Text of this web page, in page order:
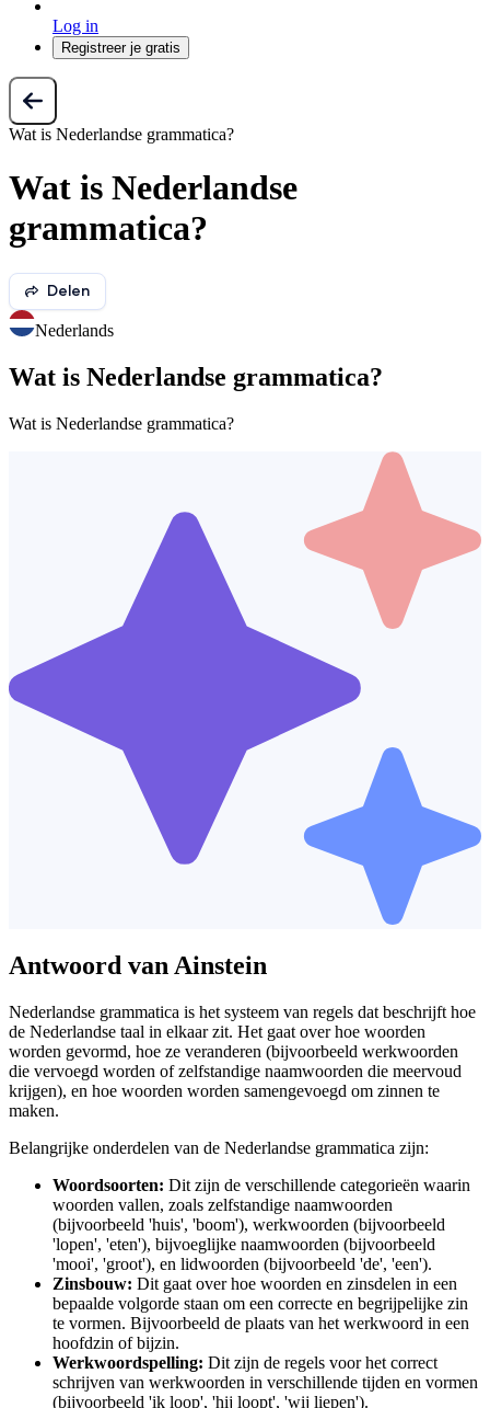
Log in
Registreer je gratis
Wat is Nederlandse grammatica?
Wat is Nederlandse
grammatica?
Delen
Nederlands
Wat is Nederlandse grammatica?
Wat is Nederlandse grammatica?
Antwoord van Ainstein
Nederlandse grammatica is het systeem van regels dat beschrijft hoe
de Nederlandse taal in elkaar zit. Het gaat over hoe woorden
worden gevormd, hoe ze veranderen (bijvoorbeeld werkwoorden
die vervoegd worden of zelfstandige naamwoorden die meervoud
krijgen), en hoe woorden worden samengevoegd om zinnen te
maken.
Belangrijke onderdelen van de Nederlandse grammatica zijn:
Woordsoorten: Dit zijn de verschillende categorieën waarin
woorden vallen, zoals zelfstandige naamwoorden
(bijvoorbeeld 'huis', 'boom'), werkwoorden (bijvoorbeeld
'lopen', 'eten'), bijvoeglijke naamwoorden (bijvoorbeeld
'mooi', 'groot'), en lidwoorden (bijvoorbeeld 'de', 'een').
Zinsbouw: Dit gaat over hoe woorden en zinsdelen in een
bepaalde volgorde staan om een correcte en begrijpelijke zin
te vormen. Bijvoorbeeld de plaats van het werkwoord in een
hoofdzin of bijzin.
Werkwoordspelling: Dit zijn de regels voor het correct
schrijven van werkwoorden in verschillende tijden en vormen
(bijvoorbeeld 'ik loop', 'hij loopt', 'wij liepen').